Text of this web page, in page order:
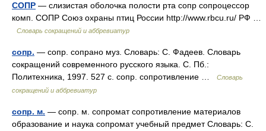
СОПР — слизистая оболочка полости рта сопр сопроцессор
комп. СОПР Союз охраны птиц России http://www.rbcu.ru/​ РФ …
Словарь сокращений и аббревиатур
сопр. — сопр. сопрано муз. Словарь: С. Фадеев. Словарь
сокращений современного русского языка. С. Пб.:
Политехника, 1997. 527 с. сопр. сопротивление …
Словарь
сокращений и аббревиатур
сопр. м. — сопр. м. сопромат сопротивление материалов
образование и наука сопромат учебный предмет Словарь: С.